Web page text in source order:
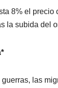
8% el precio
la subida del
guerras, las